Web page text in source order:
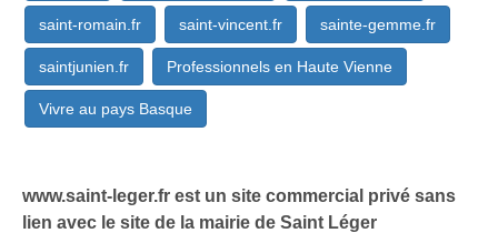
saint-romain.fr saint-vincent.fr sainte-gemme.fr
saintjunien.fr Professionnels en Haute Vienne
Vivre au pays Basque
www.saint-leger.fr est un site commercial privé sans
lien avec le site de la mairie de Saint Léger